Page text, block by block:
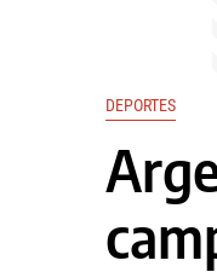
DEPORTES